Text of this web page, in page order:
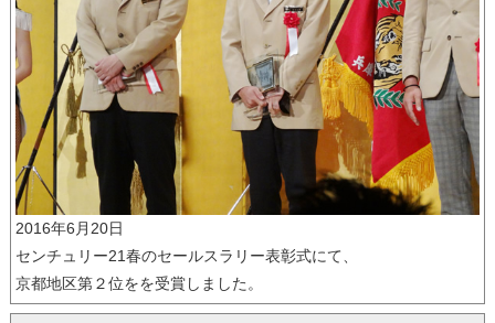
2016年6月20日
センチュリー21春のセールスラリー表彰式にて、
京都地区第２位をを受賞しました。